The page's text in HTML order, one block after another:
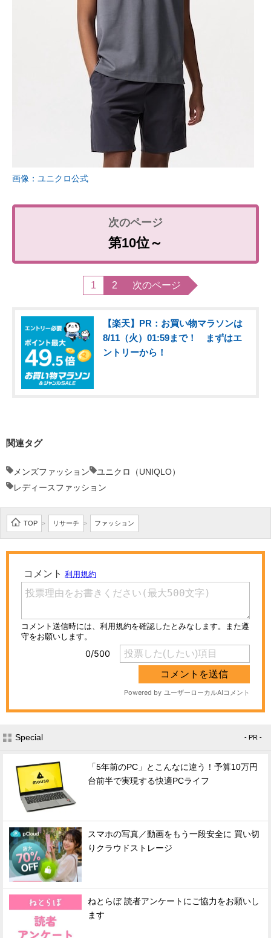
画像：ユニクロ公式
第10位～
1 2 次のページ
【楽天】PR：お買い物マラソンは
8/11（火）01:59まで！ まずはエ
ントリーから！
関連タグ
メンズファッション
ユニクロ（UNIQLO）
レディースファッション
TOP > リサーチ > ファッション
Special - PR -
「5年前のPC」とこんなに違う！予算10万円
台前半で実現する快適PCライフ
スマホの写真／動画をもう一段安全に 買い切
りクラウドストレージ
ねとらぼ 読者アンケートにご協力をお願いし
ます